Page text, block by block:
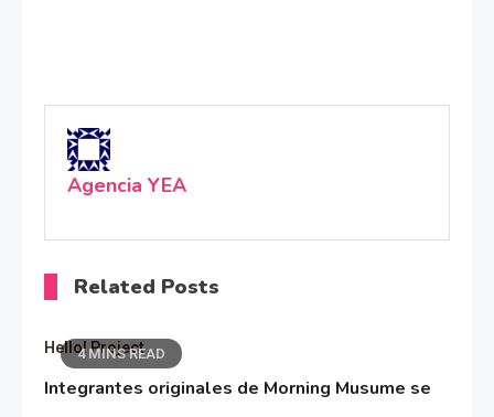
Agencia YEA
Related Posts
4 MINS READ
Hello! Project
Integrantes originales de Morning Musume se